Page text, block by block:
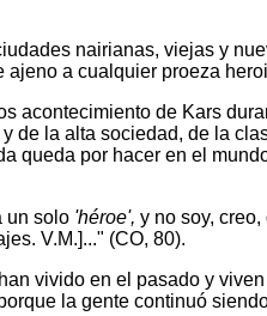
nairianas, viejas y
ajeno a cualquier proeza
acontecimiento de Kars
de la alta sociedad, de la
queda por hacer en el
un solo 'héroe', y no soy,
V.M.]..." (CO, 80).
vivido en el pasado y
la gente continuó